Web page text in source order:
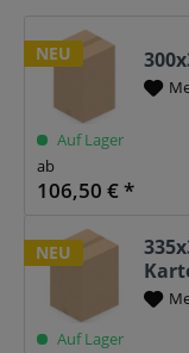
NEU
Auf Lager
ab
106,50 € *
NEU
Auf Lager